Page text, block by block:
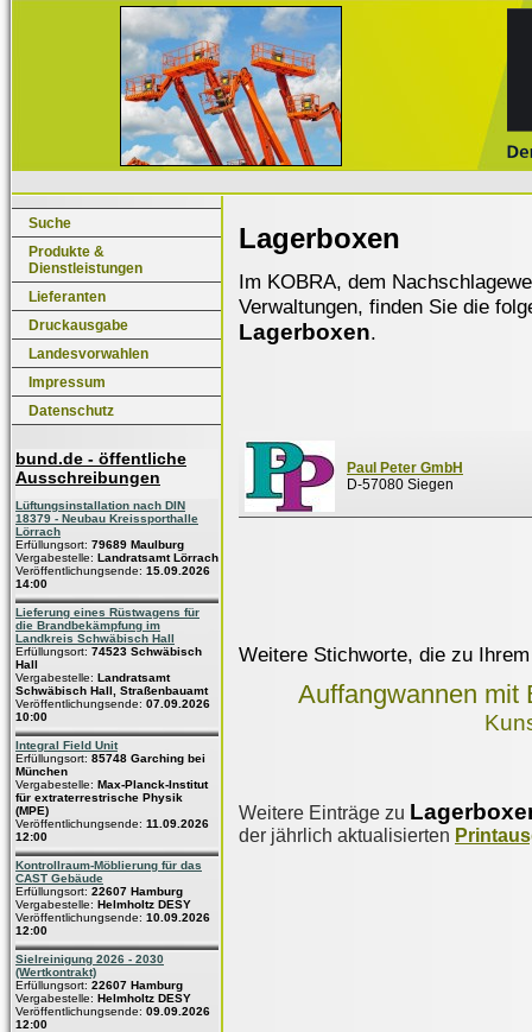
Suche
Produkte &
Dienstleistungen
Lieferanten
Druckausgabe
Landesvorwahlen
Impressum
Datenschutz
bund.de - öffentliche
Ausschreibungen
Lüftungsinstallation nach DIN
18379 - Neubau Kreissporthalle
Lörrach
Erfüllungsort: 79689 Maulburg
Vergabestelle: Landratsamt Lörrach
Veröffentlichungsende: 15.09.2026
14:00
Lieferung eines Rüstwagens für
die Brandbekämpfung im
Landkreis Schwäbisch Hall
Erfüllungsort: 74523 Schwäbisch
Hall
Vergabestelle: Landratsamt
Schwäbisch Hall, Straßenbauamt
Veröffentlichungsende: 07.09.2026
10:00
Integral Field Unit
Erfüllungsort: 85748 Garching bei
München
Vergabestelle: Max-Planck-Institut
für extraterrestrische Physik
(MPE)
Veröffentlichungsende: 11.09.2026
12:00
Kontrollraum-Möblierung für das
CAST Gebäude
Erfüllungsort: 22607 Hamburg
Vergabestelle: Helmholtz DESY
Veröffentlichungsende: 10.09.2026
12:00
Sielreinigung 2026 - 2030
(Wertkontrakt)
Erfüllungsort: 22607 Hamburg
Vergabestelle: Helmholtz DESY
Veröffentlichungsende: 09.09.2026
12:00
Lagerboxen
Im KOBRA, dem
Verwaltungen, finden Sie die
Lagerboxen.
Paul Peter GmbH
D-57080 Siegen
Weitere Stichworte, die zu
Auffangwannen mit
Weitere Einträge zu
der jährlich aktualisierten